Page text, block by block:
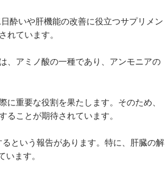
酔いや肝機能の改善に役立つサプリメン
ています。
、アミノ酸の一種であり、アンモニアの
重要な役割を果たします。そのため、
ことが期待されています。
という報告があります。特に、肝臓の解
ます。